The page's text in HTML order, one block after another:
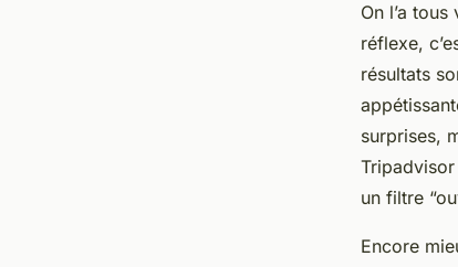
On l’a
réflexe,
résultats
surprises,
un filtre
Encore